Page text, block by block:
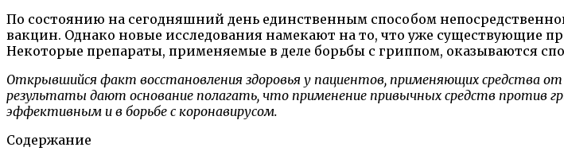
По состоянию на сегодняшний день единственным способом
вакцин. Однако новые исследования намекают на то, что уже существующие
Некоторые препараты, применяемые в деле борьбы с гриппом, оказываются
Открывшийся факт восстановления здоровья у пациентов, применяющих средства
результаты дают основание полагать, что применение привычных средств против
эффективным и в борьбе с коронавирусом.
Содержание